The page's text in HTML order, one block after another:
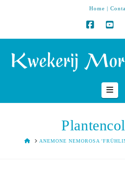
Home |
HOMEANEMONE NEMOROSA